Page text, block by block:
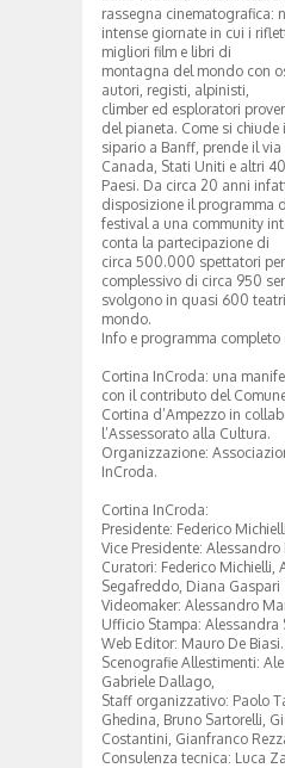
rassegna cinematografica:
intense giornate in cui i
migliori film e libri di
montagna del mondo con
autori, registi, alpinisti,
climber ed esploratori
del pianeta. Come si chiude il
sipario a Banff, prende il
Canada, Stati Uniti e altri 40
Paesi. Da circa 20 anni
disposizione il programma
festival a una community
conta la partecipazione di
circa 500.000 spettatori
complessivo di circa 950
svolgono in quasi 600
mondo.
Info e programma
Cortina InCroda: una
con il contributo del
Cortina d’Ampezzo in
l’Assessorato alla Cultura.
Organizzazione:
InCroda.
Cortina InCroda:
Presidente: Federico Michielli
Vice Presidente:
Curatori: Federico Michielli,
Segafreddo, Diana Gaspari
Videomaker: Alessandro
Ufficio Stampa: Alessandra
Web Editor: Mauro De Biasi.
Scenografie Allestimenti:
Gabriele Dallago,
Staff organizzativo: Paolo
Ghedina, Bruno Sartorelli,
Costantini, Gianfranco
Consulenza tecnica: Luca